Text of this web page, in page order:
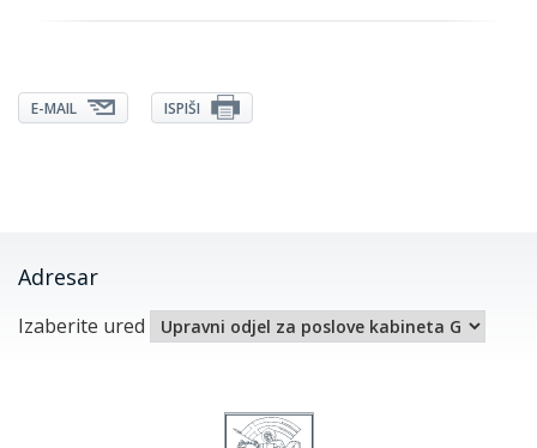
E-MAIL ISPIŠI
Adresar
Izaberite ured